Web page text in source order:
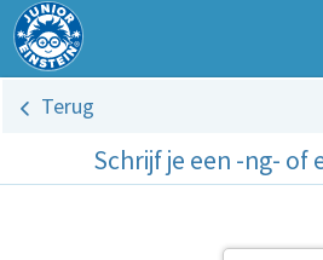
Terug
Schrijf je een -ng- of